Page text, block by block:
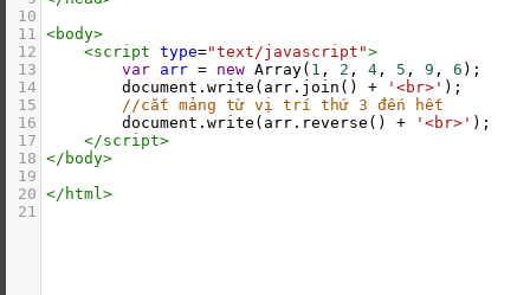
10
11 <body>
12
<script type="text/javascript">
13
var arr = new Array( 1 , 2 , 4 , 5 , 9 , 6 );
14
document . write ( arr . join () + '<br>' );
15
//cắt mảng từ vị trí thứ 3 đến hết
16
document . write ( arr . reverse () + '<br>' );
17
</script>
18 </ body>
19
20 </ html>
21